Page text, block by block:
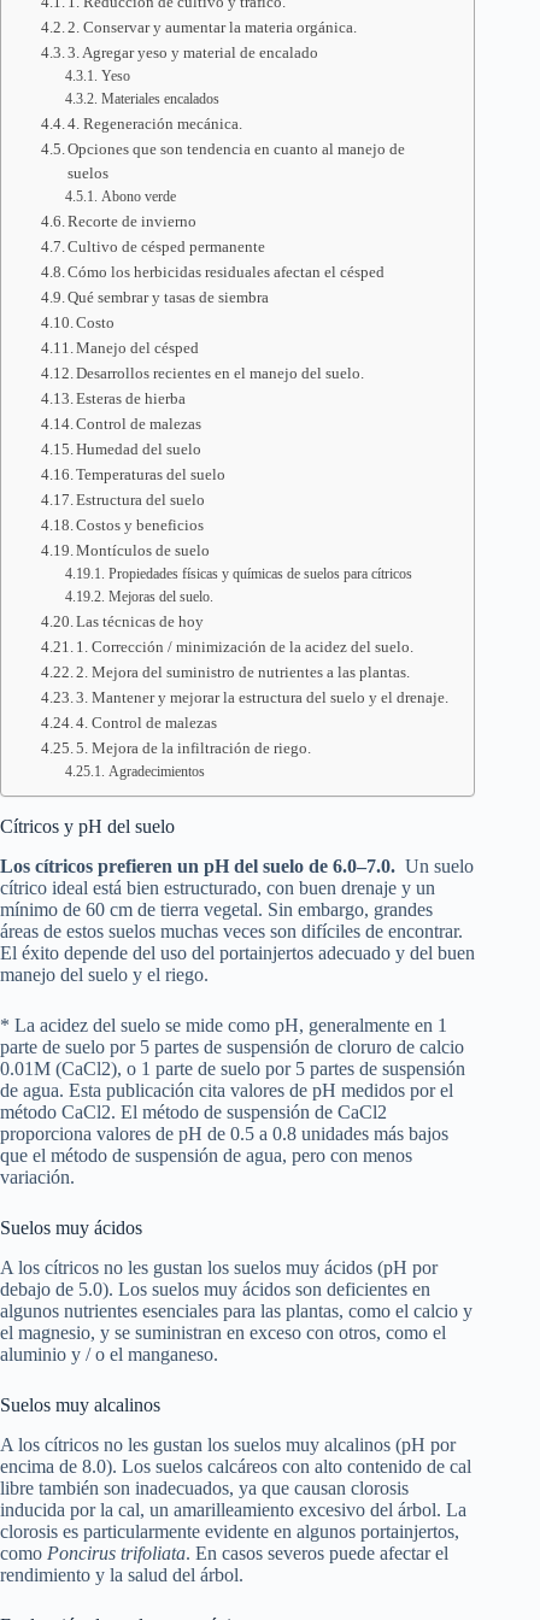
2. Conservar y aumentar la materia orgánica.
3. Agregar yeso y material de encalado
Yeso
Materiales encalados
4. Regeneración mecánica.
Opciones que son tendencia en cuanto al manejo de
suelos
Abono verde
Recorte de invierno
Cultivo de césped permanente
Cómo los herbicidas residuales afectan el césped
Qué sembrar y tasas de siembra
Costo
Manejo del césped
Desarrollos recientes en el manejo del suelo.
Esteras de hierba
Control de malezas
Humedad del suelo
Temperaturas del suelo
Estructura del suelo
Costos y beneficios
Montículos de suelo
Propiedades físicas y químicas de suelos para cítricos
Mejoras del suelo.
Las técnicas de hoy
1. Corrección / minimización de la acidez del suelo.
2. Mejora del suministro de nutrientes a las plantas.
3. Mantener y mejorar la estructura del suelo y el drenaje.
4. Control de malezas
5. Mejora de la infiltración de riego.
Agradecimientos
Cítricos y pH del suelo
Los cítricos prefieren un pH del suelo de 6.0–7.0. Un suelo
cítrico ideal está bien estructurado, con buen drenaje y un
mínimo de 60 cm de tierra vegetal. Sin embargo, grandes
áreas de estos suelos muchas veces son difíciles de encontrar.
El éxito depende del uso del portainjertos adecuado y del buen
manejo del suelo y el riego.
* La acidez del suelo se mide como pH, generalmente en 1
parte de suelo por 5 partes de suspensión de cloruro de calcio
0.01M (CaCl2), o 1 parte de suelo por 5 partes de suspensión
de agua. Esta publicación cita valores de pH medidos por el
método CaCl2. El método de suspensión de CaCl2
proporciona valores de pH de 0.5 a 0.8 unidades más bajos
que el método de suspensión de agua, pero con menos
variación.
Suelos muy ácidos
A los cítricos no les gustan los suelos muy ácidos (pH por
debajo de 5.0). Los suelos muy ácidos son deficientes en
algunos nutrientes esenciales para las plantas, como el calcio y
el magnesio, y se suministran en exceso con otros, como el
aluminio y / o el manganeso.
Suelos muy alcalinos
A los cítricos no les gustan los suelos muy alcalinos (pH por
encima de 8.0). Los suelos calcáreos con alto contenido de cal
libre también son inadecuados, ya que causan clorosis
inducida por la cal, un amarilleamiento excesivo del árbol. La
clorosis es particularmente evidente en algunos portainjertos,
como Poncirus trifoliata. En casos severos puede afectar el
rendimiento y la salud del árbol.